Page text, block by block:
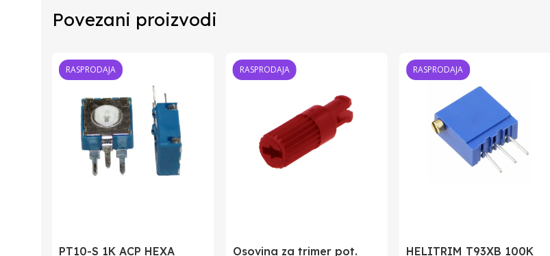
Zemlja Porekla
Zemlja Uvoza
Povezani proizvodi
RASPRODAJA
PT10-S 1K ACP HEXA
RASPRODAJA
Osovina za trimer pot.
RASPRODAJA
HELITRIM T93XB 100K